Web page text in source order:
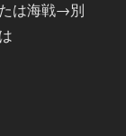
は海戦→別